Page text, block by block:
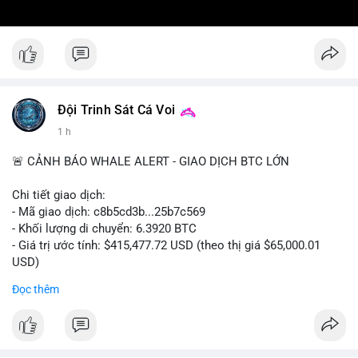
Đội Trinh Sát Cá Voi
1 h
🚨 CẢNH BÁO WHALE ALERT - GIAO DỊCH BTC LỚN
Chi tiết giao dịch:
- Mã giao dịch: c8b5cd3b...25b7c569
- Khối lượng di chuyển: 6.3920 BTC
- Giá trị ước tính: $415,477.72 USD (theo thị giá $65,000.01
USD)
nghìn USD được xác nhận trong mempool, mức chuyển động
Đọc thêm